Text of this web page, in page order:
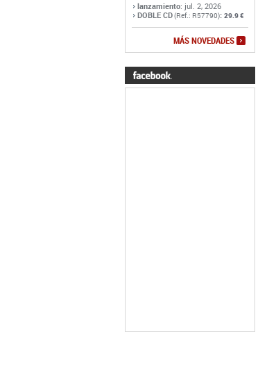
lanzamiento: jul. 2, 2026
DOBLE CD(Ref.: R57790): 29.9 €
MÁS NOVEDADES